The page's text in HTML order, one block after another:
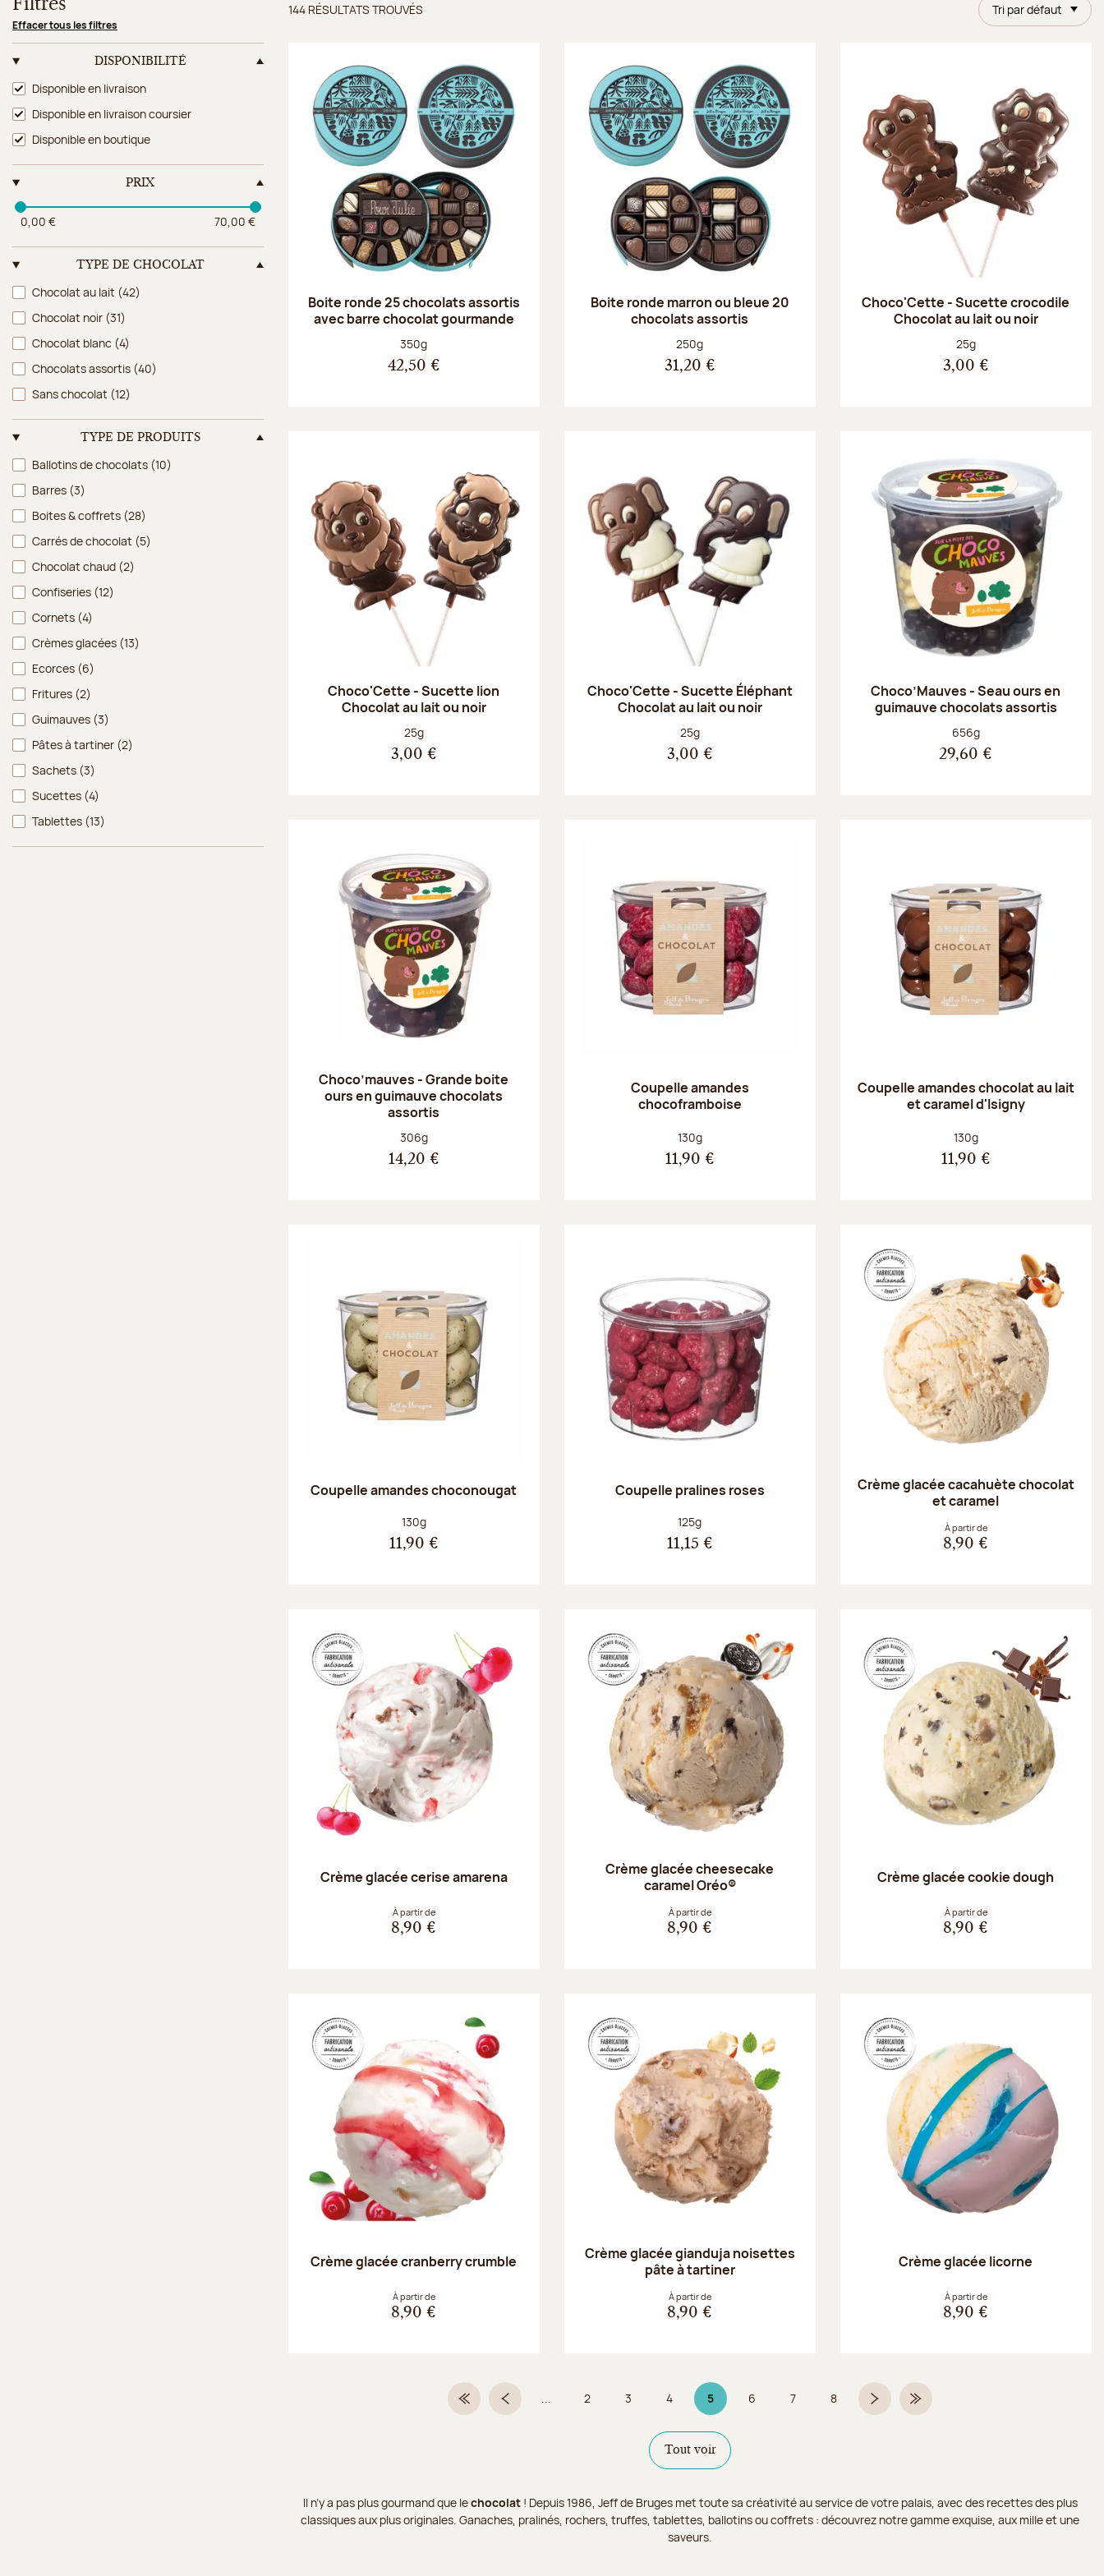
Filtres
Effacer tous les filtres
DISPONIBILITÉ
Disponibilité
Disponible en livraison
Disponible en livraison coursier
Disponible en boutique
PRIX
0,00 € 70,00 €
TYPE DE CHOCOLAT
Type de chocolat
Chocolat au lait (42)
Chocolat noir (31)
Chocolat blanc (4)
Chocolats assortis (40)
Sans chocolat (12)
TYPE DE PRODUITS
Type de produits
Ballotins de chocolats (10)
Barres (3)
Boites & coffrets (28)
Carrés de chocolat (5)
Chocolat chaud (2)
Confiseries (12)
Cornets (4)
Crèmes glacées (13)
Ecorces (6)
Fritures (2)
Guimauves (3)
Pâtes à tartiner (2)
Sachets (3)
Sucettes (4)
Tablettes (13)
Tri par défaut
Résultats trouvés
144 RÉSULTATS TROUVÉS
Boite ronde 25 chocolats assortis
avec barre chocolat gourmande
Poids net :
350g
42,50 €
Boite ronde marron ou bleue 20
chocolats assortis
Poids net :
250g
31,20 €
Choco'Cette - Sucette crocodile
Chocolat au lait ou noir
Poids net :
25g
3,00 €
Choco'Cette - Sucette lion
Chocolat au lait ou noir
Poids net :
25g
3,00 €
Choco'Cette - Sucette Éléphant
Chocolat au lait ou noir
Poids net :
25g
3,00 €
Choco’Mauves - Seau ours en
guimauve chocolats assortis
Poids net :
656g
29,60 €
Choco’mauves - Grande boite
ours en guimauve chocolats
assortis
Poids net :
306g
14,20 €
Coupelle amandes
chocoframboise
Poids net :
130g
11,90 €
Coupelle amandes chocolat au lait
et caramel d'Isigny
Poids net :
130g
11,90 €
Coupelle amandes choconougat
Poids net :
130g
11,90 €
Coupelle pralines roses
Poids net :
125g
11,15 €
Crème glacée cacahuète chocolat
et caramel
À partir de
8,90 €
Crème glacée cerise amarena
À partir de
8,90 €
Crème glacée cheesecake
caramel Oréo®
À partir de
8,90 €
Crème glacée cookie dough
À partir de
8,90 €
Crème glacée cranberry crumble
À partir de
8,90 €
Crème glacée gianduja noisettes
pâte à tartiner
À partir de
8,90 €
Crème glacée licorne
À partir de
8,90 €
Première pagePage précédente
... Page
2 Page
3 Page
4 5Page 5 sur 9
Page
6 Page
7 Page
8 Page suivanteDernière page
Tout voir
Il n’y a pas plus gourmand que lechocolat! Depuis 1986, Jeff de Bruges met toute sa créativité au service de votre palais, avec des recettes des plus
classiques aux plus originales. Ganaches, pralinés, rochers, truffes, tablettes, ballotins ou coffrets : découvrez notre gamme exquise, aux mille et une
saveurs.